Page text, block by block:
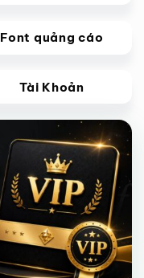
Font quảng cáo
Tài Khoản